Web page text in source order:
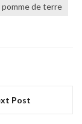
pomme de terre
Post